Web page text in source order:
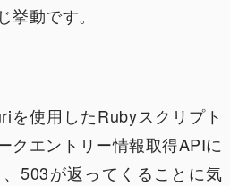
挙動です。
を使用したRubyスクリプト
クエントリー情報取得APIに
503が返ってくることに気